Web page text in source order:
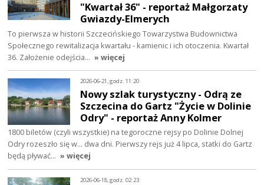
"Kwartał 36" - reportaż Małgorzaty
Gwiazdy-Elmerych
To pierwsza w historii Szczecińskiego Towarzystwa Budownictwa
Społecznego rewitalizacja kwartału - kamienic i ich otoczenia. Kwartał
36. Założenie odejścia… » więcej
2026-06-21, godz. 11:20
Nowy szlak turystyczny - Odrą ze
Szczecina do Gartz "Życie w Dolinie
Odry" - reportaż Anny Kolmer
1800 biletów (czyli wszystkie) na tegoroczne rejsy po Dolinie Dolnej
Odry rozeszło się w... dwa dni. Pierwszy rejs już 4 lipca, statki do Gartz
będą pływać… » więcej
2026-06-18, godz. 02:23